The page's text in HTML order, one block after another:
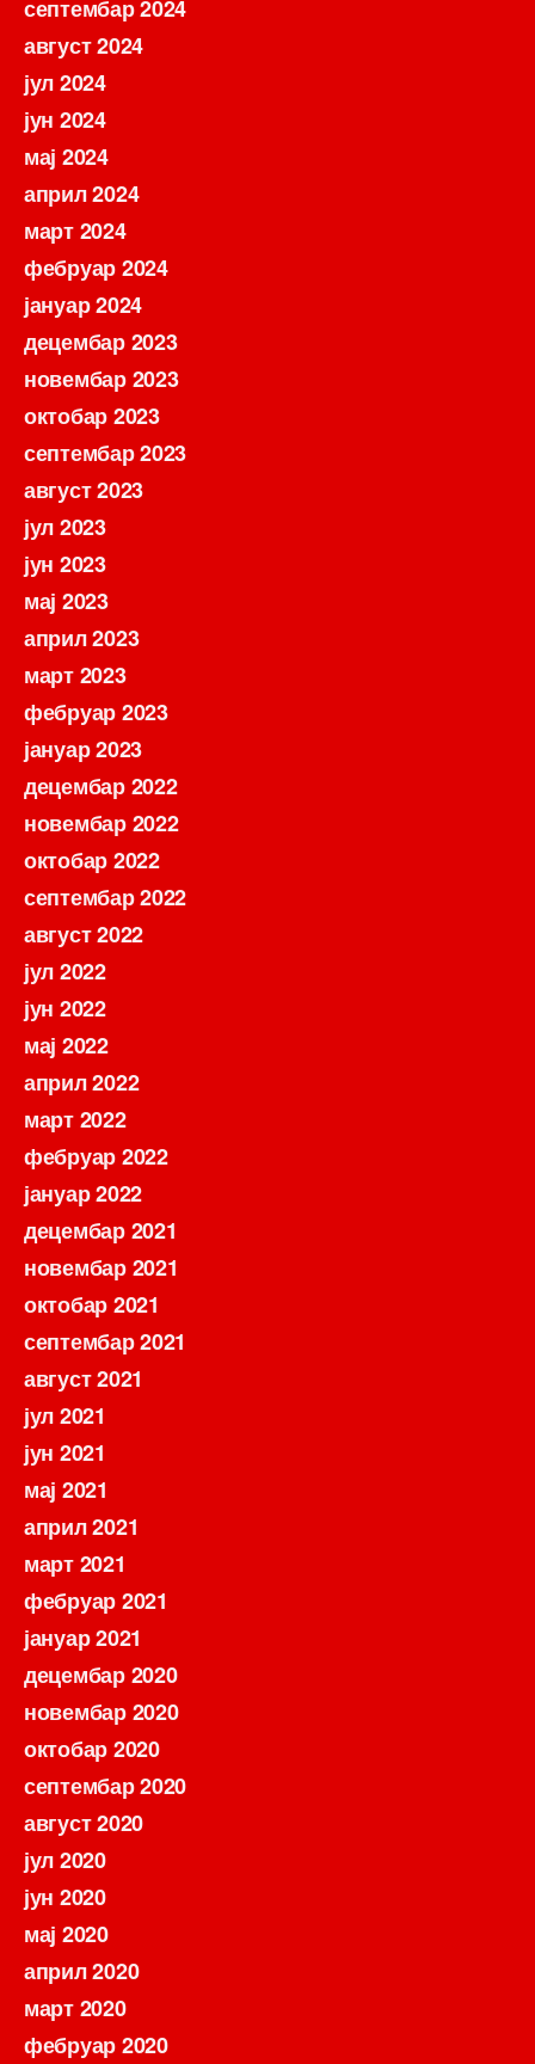
септембар 2024
август 2024
јул 2024
јун 2024
мај 2024
април 2024
март 2024
фебруар 2024
јануар 2024
децембар 2023
новембар 2023
октобар 2023
септембар 2023
август 2023
јул 2023
јун 2023
мај 2023
април 2023
март 2023
фебруар 2023
јануар 2023
децембар 2022
новембар 2022
октобар 2022
септембар 2022
август 2022
јул 2022
јун 2022
мај 2022
април 2022
март 2022
фебруар 2022
јануар 2022
децембар 2021
новембар 2021
октобар 2021
септембар 2021
август 2021
јул 2021
јун 2021
мај 2021
април 2021
март 2021
фебруар 2021
јануар 2021
децембар 2020
новембар 2020
октобар 2020
септембар 2020
август 2020
јул 2020
јун 2020
мај 2020
април 2020
март 2020
фебруар 2020